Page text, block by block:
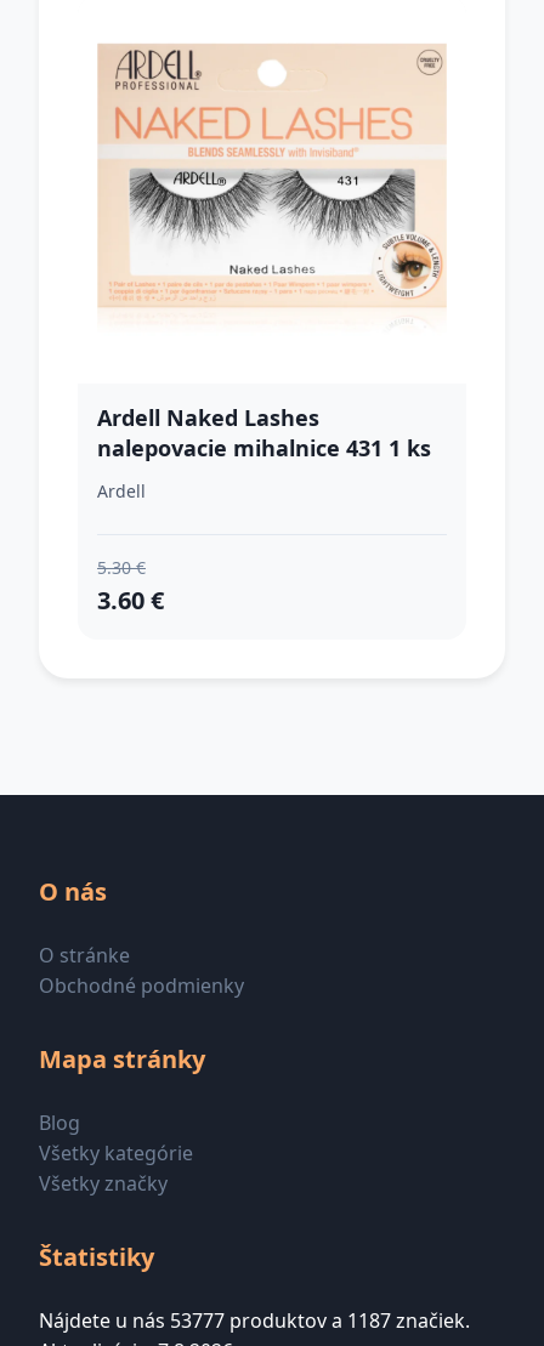
Ardell Naked Lashes
nalepovacie mihalnice 431 1 ks
Ardell
5.30 €
3.60 €
O nás
O stránke
Obchodné podmienky
Mapa stránky
Blog
Všetky kategórie
Všetky značky
Štatistiky
Nájdete u nás 53777 produktov a 1187 značiek.